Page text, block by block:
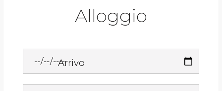
Alloggio
Arrivo